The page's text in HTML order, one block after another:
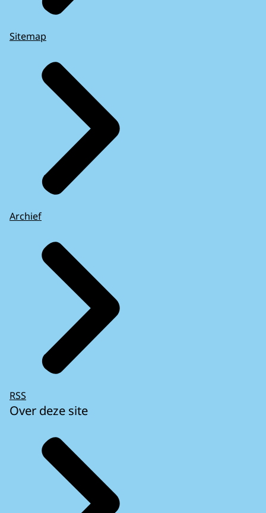
Sitemap
Archief
RSS
Over deze site